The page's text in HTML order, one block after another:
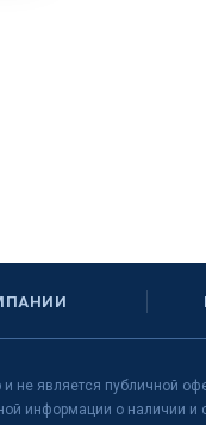
не является публичной
информации о наличии и